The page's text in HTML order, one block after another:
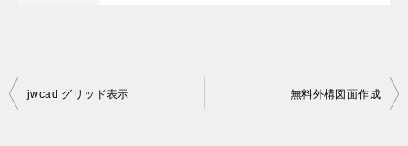
投
jwcad グリッド表示 無料外構図面作成